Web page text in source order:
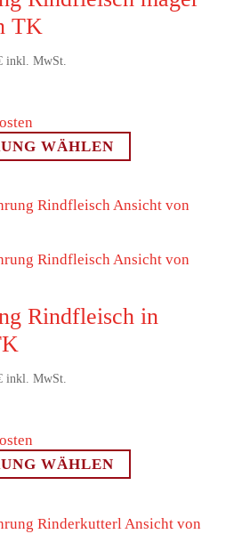
TK
inkl. MwSt.
WÄHLEN
mehrere
auf.
Optionen
können
werden
Rindfleisch in
inkl. MwSt.
WÄHLEN
mehrere